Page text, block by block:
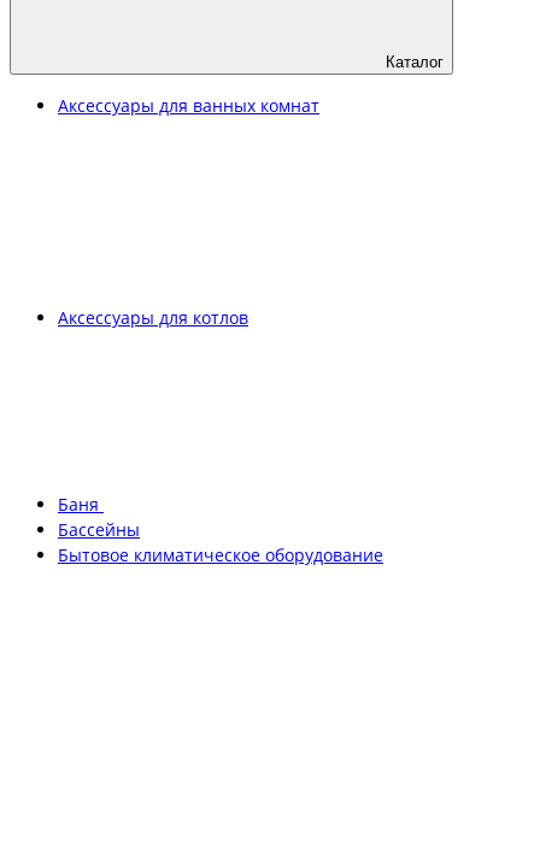
Каталог
Аксессуары для ванных комнат
Аксессуары для котлов
Баня
Бассейны
Бытовое климатическое оборудование